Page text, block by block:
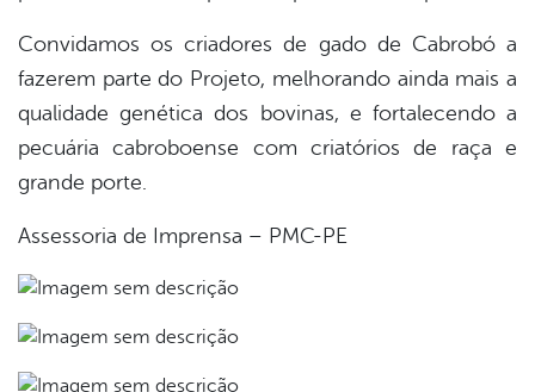
Convidamos os criadores de gado de Cabrobó a
fazerem parte do Projeto, melhorando ainda mais a
qualidade genética dos bovinas, e fortalecendo a
pecuária cabroboense com criatórios de raça e
grande porte.
Assessoria de Imprensa – PMC-PE